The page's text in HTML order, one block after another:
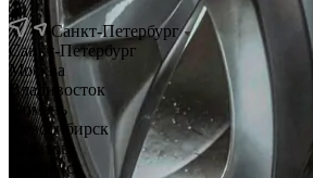
Санкт-Петербург
Санкт-Петербург
Москва
Владивосток
Тюмень
Новосибирск
Саратов
Смоленск